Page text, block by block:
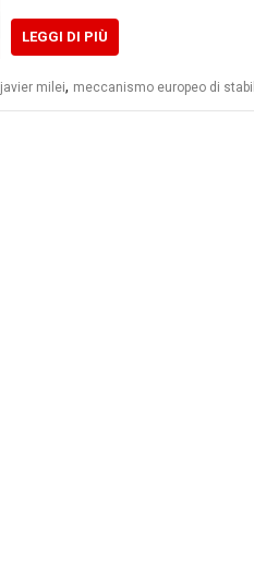
LEGGI DI PIÙ
javier milei, meccanismo europeo di